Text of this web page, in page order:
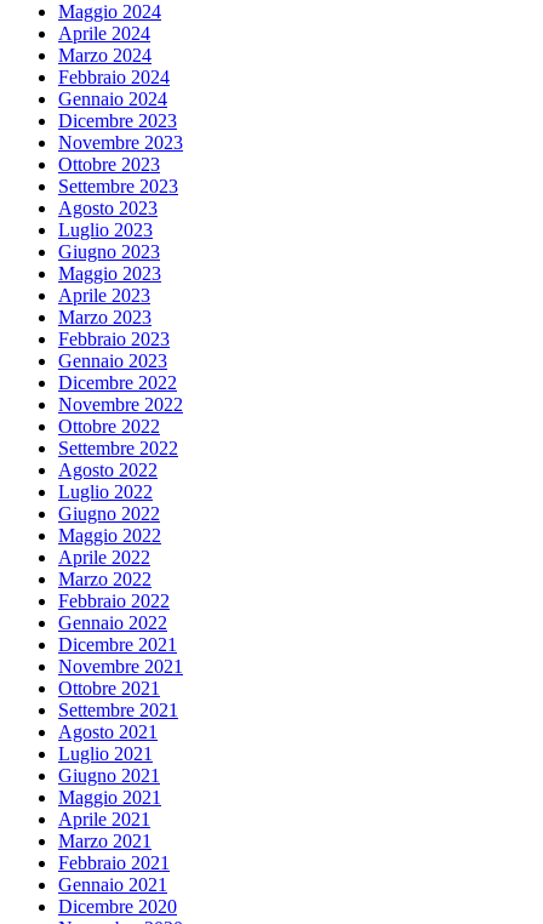
Maggio 2024
Aprile 2024
Marzo 2024
Febbraio 2024
Gennaio 2024
Dicembre 2023
Novembre 2023
Ottobre 2023
Settembre 2023
Agosto 2023
Luglio 2023
Giugno 2023
Maggio 2023
Aprile 2023
Marzo 2023
Febbraio 2023
Gennaio 2023
Dicembre 2022
Novembre 2022
Ottobre 2022
Settembre 2022
Agosto 2022
Luglio 2022
Giugno 2022
Maggio 2022
Aprile 2022
Marzo 2022
Febbraio 2022
Gennaio 2022
Dicembre 2021
Novembre 2021
Ottobre 2021
Settembre 2021
Agosto 2021
Luglio 2021
Giugno 2021
Maggio 2021
Aprile 2021
Marzo 2021
Febbraio 2021
Gennaio 2021
Dicembre 2020